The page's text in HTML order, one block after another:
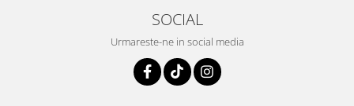
SOCIAL
Urmareste-ne in social media